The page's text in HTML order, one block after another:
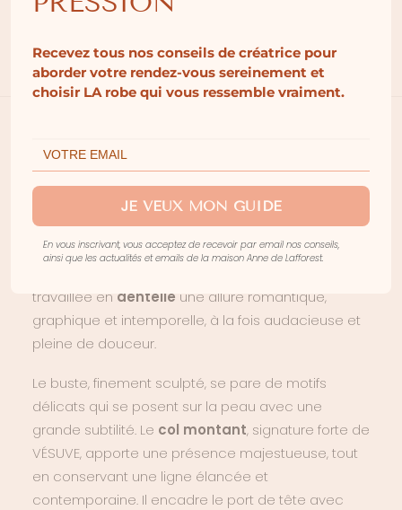
Description
La robeVÉSUVE
l’élégance moderne propre à lacréatrice de
robes de mariéeAnne de Lafforest. Véritablerobe
de mariage haute couture, elle offre avec son
travaillée en dentelle une allure romantique,
graphique et intemporelle, à la fois audacieuse et
pleine de douceur.
Le buste, finement sculpté, se pare de motifs
délicats qui se posent sur la peau avec une
grande subtilité. Le col montant, signature forte de
VÉSUVE, apporte une présence majestueuse, tout
en conservant une ligne élancée et
contemporaine. Il encadre le port de tête avec
Recevez tous nos conseils de créatrice pour
aborder votre rendez-vous sereinement et
choisir LA robe qui vous ressemble vraiment.
JE VEUX MON GUIDE
En vous inscrivant, vous acceptez de recevoir par email nos conseils,
ainsi que les actualités et emails de la maison Anne de Lafforest.